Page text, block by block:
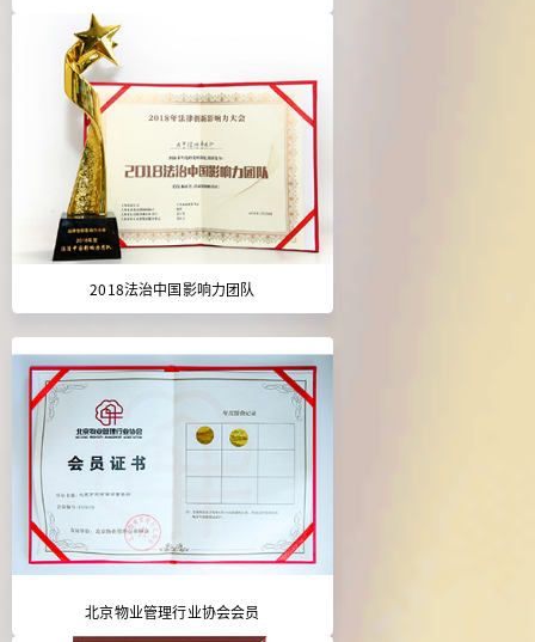
2018法治中国影响力团队
北京物业管理行业协会会员